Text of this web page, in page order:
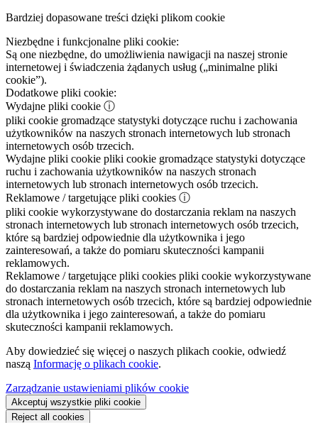
Bardziej dopasowane treści dzięki plikom cookie
Niezbędne i funkcjonalne pliki cookie:
Są one niezbędne, do umożliwienia nawigacji na naszej stronie
internetowej i świadczenia żądanych usług („minimalne pliki
cookie”).
Dodatkowe pliki cookie:
Wydajne pliki cookie ⓘ
pliki cookie gromadzące statystyki dotyczące ruchu i zachowania
użytkowników na naszych stronach internetowych lub stronach
internetowych osób trzecich.
Wydajne pliki cookie pliki cookie gromadzące statystyki dotyczące
ruchu i zachowania użytkowników na naszych stronach
internetowych lub stronach internetowych osób trzecich.
Reklamowe / targetujące pliki cookies ⓘ
pliki cookie wykorzystywane do dostarczania reklam na naszych
stronach internetowych lub stronach internetowych osób trzecich,
które są bardziej odpowiednie dla użytkownika i jego
zainteresowań, a także do pomiaru skuteczności kampanii
reklamowych.
Reklamowe / targetujące pliki cookies pliki cookie wykorzystywane
do dostarczania reklam na naszych stronach internetowych lub
stronach internetowych osób trzecich, które są bardziej odpowiednie
dla użytkownika i jego zainteresowań, a także do pomiaru
skuteczności kampanii reklamowych.
Aby dowiedzieć się więcej o naszych plikach cookie, odwiedź
naszą Informację o plikach cookie.
Zarządzanie ustawieniami plików cookie
Akceptuj wszystkie pliki cookie
Reject all cookies